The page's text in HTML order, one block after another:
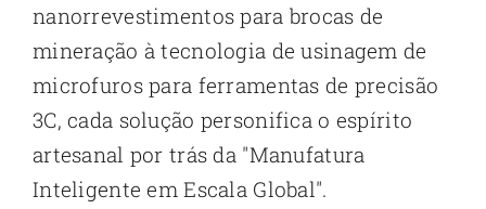
nanorrevestimentos para brocas de
mineração à tecnologia de usinagem de
microfuros para ferramentas de precisão
3C, cada solução personifica o espírito
artesanal por trás da "Manufatura
Inteligente em Escala Global".